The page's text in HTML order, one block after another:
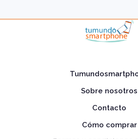
Sobre nosotros
Contacto
Cómo comprar